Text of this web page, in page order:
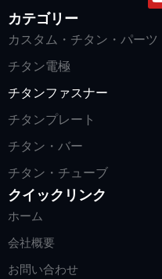
カテゴリー
カスタム・チタン・パーツ
チタン電極
チタンファスナー
チタンプレート
チタン・バー
チタン・チューブ
クイックリンク
ホーム
会社概要
お問い合わせ